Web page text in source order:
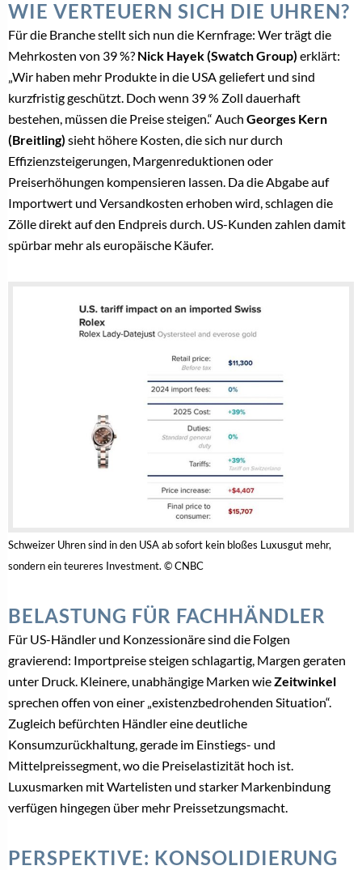
WIE VERTEUERN SICH DIE UHREN?
Für die Branche stellt sich nun die Kernfrage: Wer trägt die
Mehrkosten von 39 %? Nick Hayek (Swatch Group) erklärt:
„Wir haben mehr Produkte in die USA geliefert und sind
kurzfristig geschützt. Doch wenn 39 % Zoll dauerhaft
bestehen, müssen die Preise steigen.“ Auch Georges Kern
(Breitling) sieht höhere Kosten, die sich nur durch
Effizienzsteigerungen, Margenreduktionen oder
Preiserhöhungen kompensieren lassen. Da die Abgabe auf
Importwert und Versandkosten erhoben wird, schlagen die
Zölle direkt auf den Endpreis durch. US-Kunden zahlen damit
spürbar mehr als europäische Käufer.
Schweizer Uhren sind in den USA ab sofort kein bloßes Luxusgut mehr,
sondern ein teureres Investment. © CNBC
BELASTUNG FÜR FACHHÄNDLER
Für US-Händler und Konzessionäre sind die Folgen
gravierend: Importpreise steigen schlagartig, Margen geraten
unter Druck. Kleinere, unabhängige Marken wieZeitwinkel
sprechen offen von einer „existenzbedrohenden Situation“.
Zugleich befürchten Händler eine deutliche
Konsumzurückhaltung, gerade im Einstiegs- und
Mittelpreissegment, wo die Preiselastizität hoch ist.
Luxusmarken mit Wartelisten und starker Markenbindung
verfügen hingegen über mehr Preissetzungsmacht.
PERSPEKTIVE: KONSOLIDIERUNG